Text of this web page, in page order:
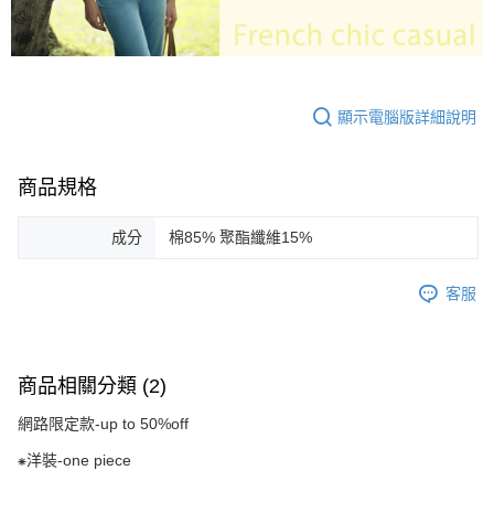
顯示電腦版詳細說明
商品規格
成分 棉85% 聚酯纖維15%
客服
商品相關分類 (2)
網路限定款-up to 50%off
⁕洋裝-one piece